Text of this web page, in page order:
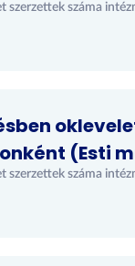
szerzettek száma
(Esti
szerzettek száma